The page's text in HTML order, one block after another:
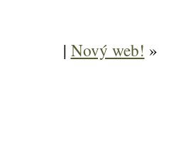
| Nový web! »